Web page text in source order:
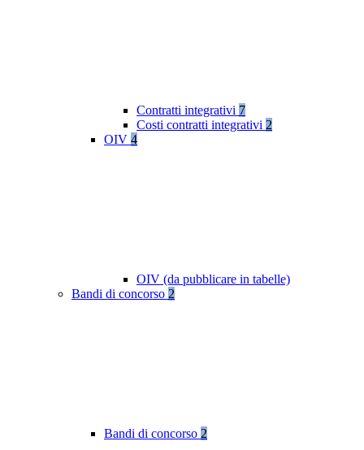
Contratti integrativi 7
Costi contratti integrativi 2
OIV 4
OIV (da pubblicare in tabelle)
Bandi di concorso 2
Bandi di concorso 2